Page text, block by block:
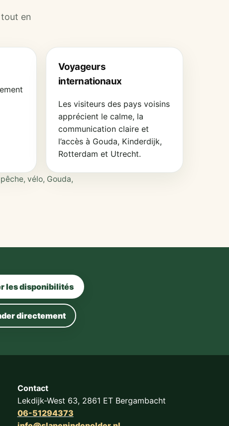
en
Voyageurs
internationaux
Les visiteurs des pays voisins
apprécient le calme, la
communication claire et
l’accès à Gouda, Kinderdijk,
Rotterdam et Utrecht.
vélo, Gouda,
les disponibilités
directement
Contact
Lekdijk-West 63, 2861 ET Bergambacht
06-51294373